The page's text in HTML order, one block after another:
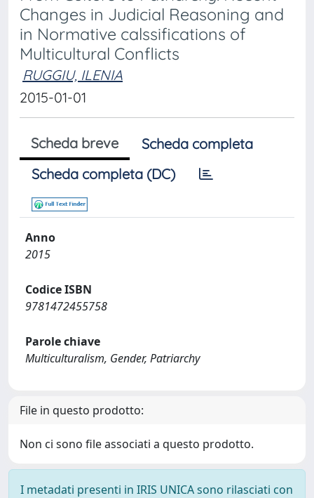
Changes in Judicial Reasoning and
in Normative calssifications of
Multicultural Conflicts
RUGGIU, ILENIA
2015-01-01
Scheda breve
Scheda completa
Scheda completa (DC)
Anno
2015
Codice ISBN
9781472455758
Parole chiave
Multiculturalism, Gender, Patriarchy
File in questo prodotto:
Non ci sono file associati a questo prodotto.
I metadati presenti in IRIS UNICA sono rilasciati con